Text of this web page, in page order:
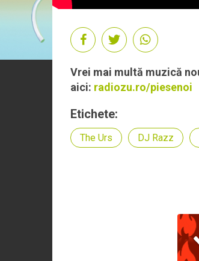
Vrei mai multă muzică
aici: radiozu.ro/piesenoi
Etichete:
The Urs DJ Razz